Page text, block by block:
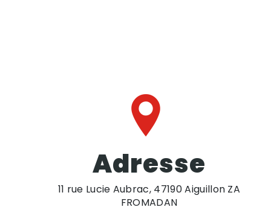
Adresse
11 rue Lucie Aubrac, 47190 Aiguillon ZA
FROMADAN